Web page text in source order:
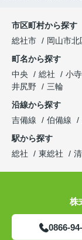
市区町村から探す
総社市
岡山市北
町名から探す
中央
総社 小寺
井尻野
三輪
沿線から探す
吉備線
伯備線
駅から探す
総社
東総社
株
0866-